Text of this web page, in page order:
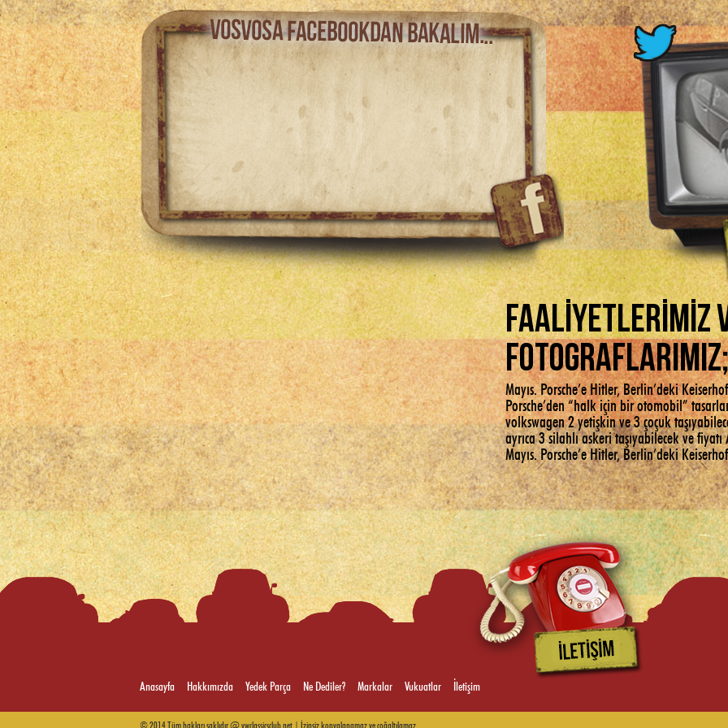
FAALİYETLERİMİZ
FOTOGRAFLARIMIZ;
Mayıs. Porsche’e Hitler, Berlin’deki
Porsche’den “halk için bir otomobil”
volkswagen 2 yetişkin ve 3 çoçuk
ayrıca 3 silahlı askeri taşıyabilecek ve
Mayıs. Porsche’e Hitler, Berlin’deki
Anasayfa Hakkımızda Yedek Parça Ne Dediler? Markalar Vukuatlar İletişim
© 2014 Tüm hakları saklıdır @ vwclassicsclub.net | İzinsiz kopyalanamaz ve çoğaltılamaz